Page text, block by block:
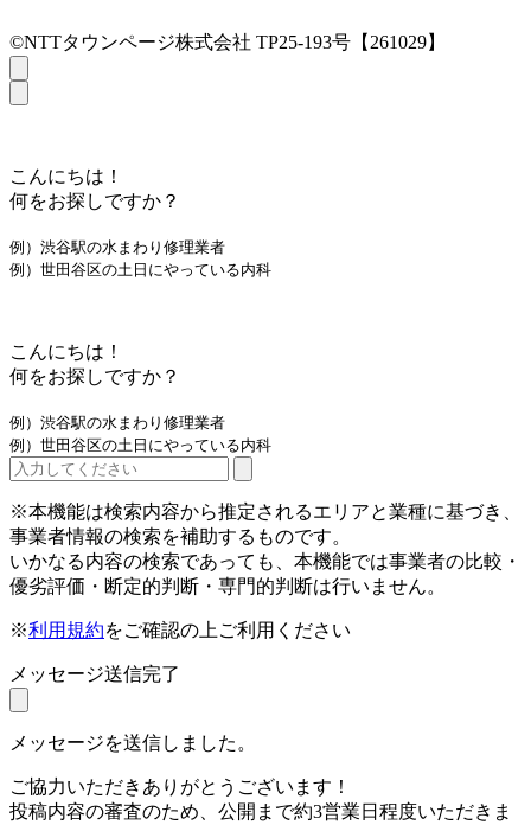
©NTTタウンページ株式会社 TP25-193号【261029】
こんにちは！
何をお探しですか？
例）渋谷駅の水まわり修理業者
例）世田谷区の土日にやっている内科
こんにちは！
何をお探しですか？
例）渋谷駅の水まわり修理業者
例）世田谷区の土日にやっている内科
※本機能は検索内容から推定されるエリアと業種に基づき、
事業者情報の検索を補助するものです。
いかなる内容の検索であっても、本機能では事業者の比較・
優劣評価・断定的判断・専門的判断は行いません。
※利用規約をご確認の上ご利用ください
メッセージ送信完了
メッセージを送信しました。
ご協力いただきありがとうございます！
投稿内容の審査のため、公開まで約3営業日程度いただきま